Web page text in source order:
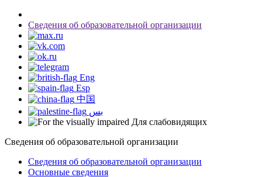
Сведения об образовательной организации
Eng
Esp
中国
بس
Для слабовидящих
Сведения об образовательной организации
Сведения об образовательной организации
Основные сведения